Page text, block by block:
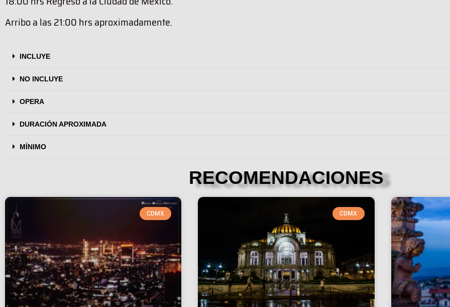
Arribo a las 21:00 hrs aproximadamente.
INCLUYE
NO INCLUYE
OPERA
DURACIÓN APROXIMADA
MÍNIMO
RECOMENDACIONES
CDMX CDMX